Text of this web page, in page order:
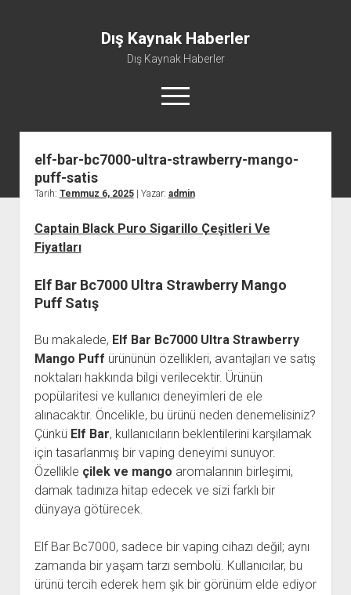
Dış Kaynak Haberler
Dış Kaynak Haberler
menüyü
aç
Facebook Beğeni Arttırma Hilesi
Instagram Gizli Hesap Görme Uygulaması Ücretsiz
Liste
elf-bar-bc7000-ultra-strawberry-mango-
puff-satis
Tarih: Temmuz 6, 2025| Yazar: admin
Captain Black Puro Sigarillo Çeşitleri Ve
Fiyatları
Elf Bar Bc7000 Ultra Strawberry Mango
Puff Satış
Bu makalede, Elf Bar Bc7000 Ultra Strawberry
Mango Puff ürününün özellikleri, avantajları ve satış
noktaları hakkında bilgi verilecektir. Ürünün
popülaritesi ve kullanıcı deneyimleri de ele
alınacaktır. Öncelikle, bu ürünü neden denemelisiniz?
Çünkü Elf Bar, kullanıcıların beklentilerini karşılamak
için tasarlanmış bir vaping deneyimi sunuyor.
Özellikle çilek ve mango aromalarının birleşimi,
damak tadınıza hitap edecek ve sizi farklı bir
dünyaya götürecek.
Elf Bar Bc7000, sadece bir vaping cihazı değil; aynı
zamanda bir yaşam tarzı sembolü. Kullanıcılar, bu
ürünü tercih ederek hem şık bir görünüm elde ediyor